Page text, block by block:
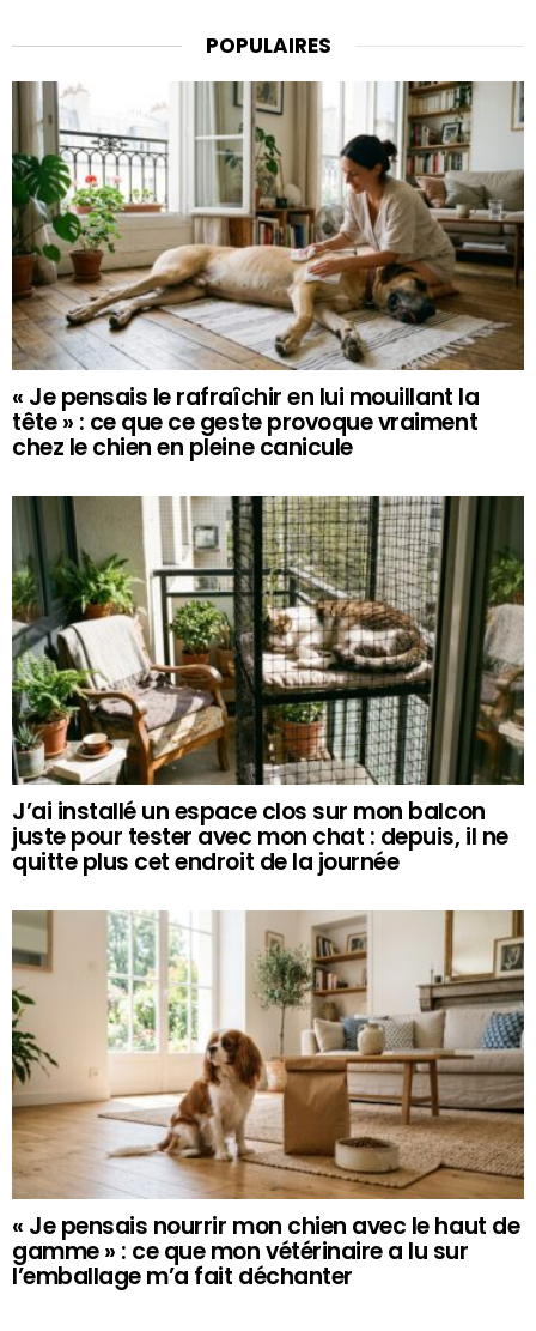
POPULAIRES
« Je pensais le rafraîchir en lui mouillant la
tête » : ce que ce geste provoque vraiment
chez le chien en pleine canicule
J’ai installé un espace clos sur mon balcon
juste pour tester avec mon chat : depuis, il ne
quitte plus cet endroit de la journée
« Je pensais nourrir mon chien avec le haut de
gamme » : ce que mon vétérinaire a lu sur
l’emballage m’a fait déchanter